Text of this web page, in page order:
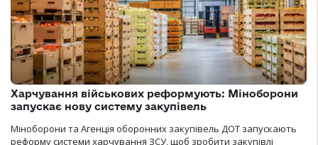
Харчування військових реформують: Міноборони
запускає нову систему закупівель
Міноборони та Агенція оборонних закупівель ДОТ запускають
реформу системи харчування ЗСУ, щоб зробити закупівлі